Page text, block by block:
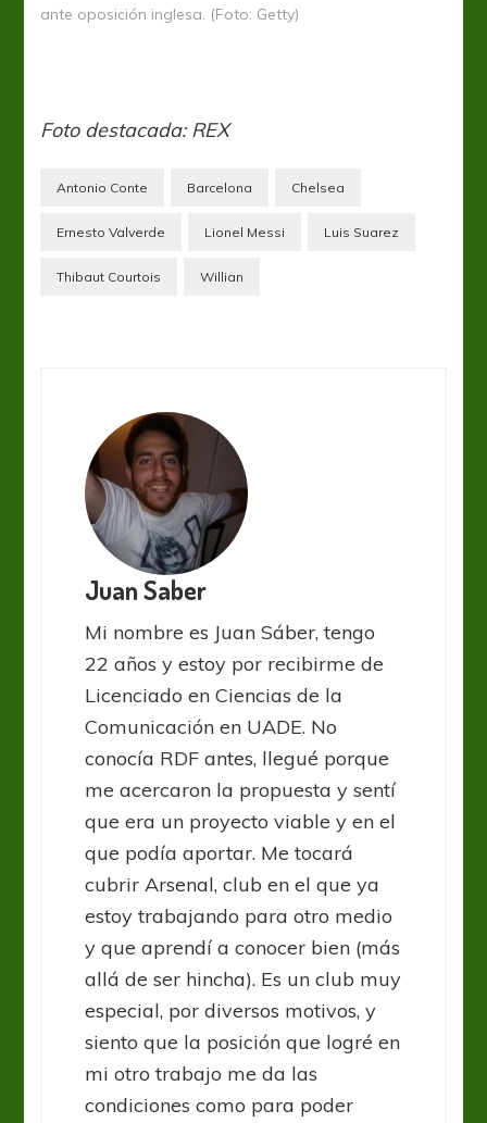
ante oposición inglesa. (Foto: Getty)
Foto destacada: REX
Antonio Conte Barcelona Chelsea
Ernesto Valverde Lionel Messi Luis Suarez
Thibaut Courtois Willian
Juan Saber
Mi nombre es Juan Sáber, tengo
22 años y estoy por recibirme de
Licenciado en Ciencias de la
Comunicación en UADE. No
conocía RDF antes, llegué porque
me acercaron la propuesta y sentí
que era un proyecto viable y en el
que podía aportar. Me tocará
cubrir Arsenal, club en el que ya
estoy trabajando para otro medio
y que aprendí a conocer bien (más
allá de ser hincha). Es un club muy
especial, por diversos motivos, y
siento que la posición que logré en
mi otro trabajo me da las
condiciones como para poder